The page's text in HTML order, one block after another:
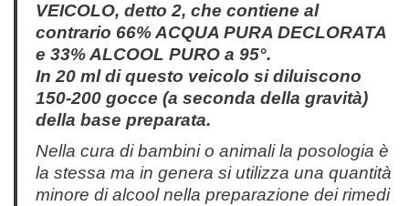
VEICOLO, detto 2, che contiene al
contrario 66% ACQUA PURA DECLORATA
e 33% ALCOOL PURO a 95°.
In 20 ml di questo veicolo si diluiscono
150-200 gocce (a seconda della gravità)
della base preparata.
Nella cura di bambini o animali la posologia è
la stessa ma in genera si utilizza una quantità
minore di alcool nella preparazione dei rimedi